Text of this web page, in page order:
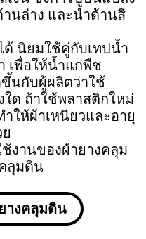
นล่าง และนำด้านสี
นิยมใช้คู่กับเทปน้ำ
เพื่อให้น้ำแก่พืช
นกับผู้ผลิตว่าใช้
ใด ถ้าใช้พลาสติกใหม่
ให้ผ้าเหนียวและอายุ
งานของผ้ายางคลุม
ลุมดิน
างคลุมดิน